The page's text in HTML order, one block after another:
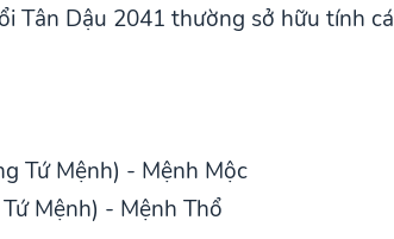
Tân Dậu 2041 thường sở hữu tính
Tứ Mệnh) - Mệnh Mộc
Mệnh) - Mệnh Thổ